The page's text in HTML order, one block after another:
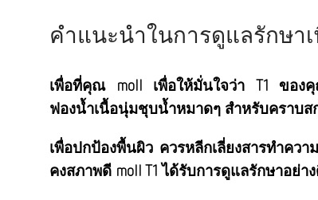
คำแนะนำในการดูแลรักษา
เพื่อที่คุณ moll เพื่อให้มั่นใจว่า T1 ของคุ
ฟองน้ำเนื้อนุ่มชุบน้ำหมาดๆ สำหรับคราบส
เพื่อปกป้องพื้นผิว ควรหลีกเลี่ยงสารทำคว
คงสภาพดี moll T1 ได้รับการดูแลรักษาอย่